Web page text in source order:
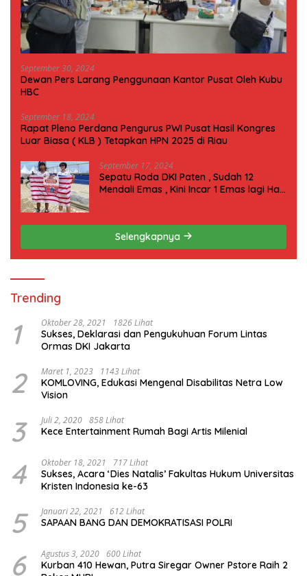
September 30, 2024
Dewan Pers Larang Penggunaan Kantor Pusat Oleh Kubu
HBC
September 18, 2024
Rapat Pleno Perdana Pengurus PWI Pusat Hasil Kongres
Luar Biasa ( KLB ) Tetapkan HPN 2025 di Riau
September 17, 2024
Sepatu Roda DKI Paten , Sudah 12
Mendali Emas , Kini Incar 1 Emas lagi Hari
Selengkapnya
Trending
1 Oktober 28, 2021 1826 Lihat
Sukses, Deklarasi dan Pengukuhuan Forum Lintas
Ormas DKI Jakarta
2 Maret 1, 2023 1143 Lihat
KOMLOVING, Edukasi Mengenal Disabilitas Netra Low
Vision
3 Juli 2, 2020 858 Lihat
Kece Entertainment Rumah Bagi Artis Milenial
4 Oktober 18, 2021 717 Lihat
Sukses, Acara ‘Dies Natalis’ Fakultas Hukum Universitas
Kristen Indonesia ke-63
5 Januari 22, 2021 612 Lihat
SAPAAN BANG DAN DEMOKRATISASI POLRI
6 Agustus 3, 2020 600 Lihat
Kurban 410 Hewan, Putra Siregar Owner Pstore Raih 2